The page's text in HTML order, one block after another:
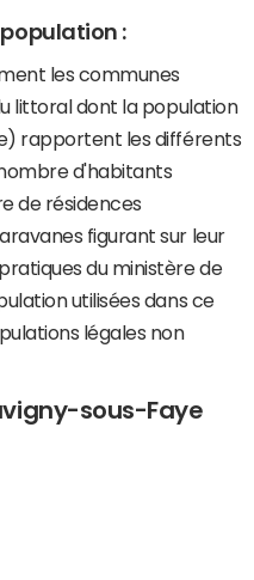
:
les communes
littoral dont la population
rapportent les différents
d'habitants
de résidences
figurant sur leur
du ministère de
utilisées dans ce
légales non
sous-Faye